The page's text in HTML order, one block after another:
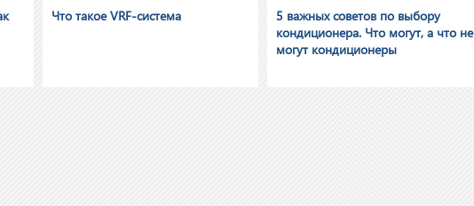
Что такое VRF-система
5 важных советов по выбору
кондиционера. Что могут, а что не
могут кондиционеры